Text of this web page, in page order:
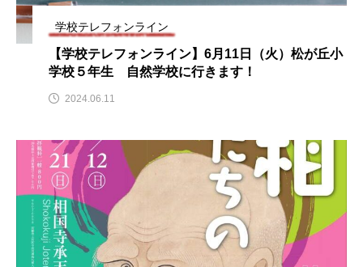
CONCLAVE CROSSING 心の交差点
DEPARTURES FACES PLACES globe
HAMNET
HONEY FM IT’S OKAY！ J-POP
JAZZ KADOKAWA KDDI
LATE SHIFT Let's 追求 The 牛肉
lets追求the牛肉 LOST LAND
学校テレフォンライン
【学校テレフォンライン】6月11日（火）松が丘小
学校５年生 自然学校に行きます！
2024.06.11